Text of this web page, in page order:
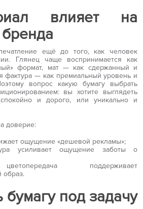
влияет на
ещё до того, как человек
Глянец чаще воспринимается как
формат, мат — как сдержанный и
фактура — как премиальный уровень и
вопрос какую бумагу выбрать
вы хотите выглядеть
и дорого, или уникально и
доверие:
ощущение «дешевой рекламы»;
усиливает ощущение заботы о
поддерживает
образ.
бумагу под задачу